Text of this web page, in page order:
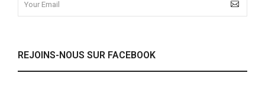
REJOINS-NOUS SUR FACEBOOK